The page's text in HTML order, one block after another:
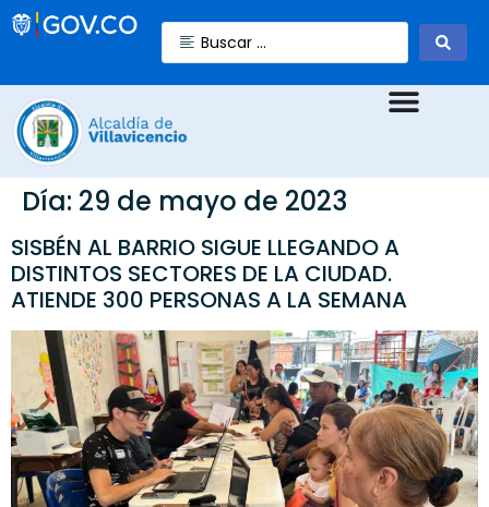
Día: 29 de mayo de 2023
SISBÉN AL BARRIO SIGUE LLEGANDO A
DISTINTOS SECTORES DE LA CIUDAD.
ATIENDE 300 PERSONAS A LA SEMANA